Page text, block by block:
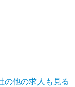
の他の求人も見る